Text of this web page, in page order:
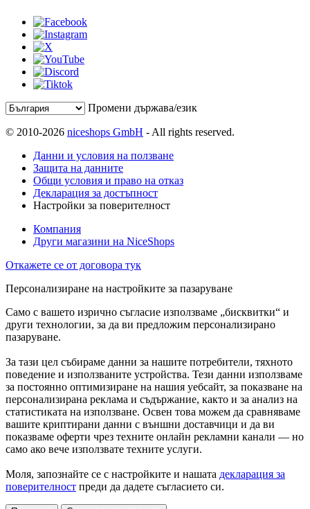
Промени държава/език
© 2010-2026 niceshops GmbH - All rights reserved.
Данни и условия на ползване
Защита на данните
Общи условия и право на отказ
Декларация за достъпност
Настройки за поверителност
Компания
Други магазини на NiceShops
Откажете се от договора тук
Персонализиране на настройките за пазаруване
Само с вашето изрично съгласие използваме „бисквитки“ и
други технологии, за да ви предложим персонализирано
пазаруване.
За тази цел събираме данни за нашите потребители, тяхното
поведение и използваните устройства. Тези данни използваме
за постоянно оптимизиране на нашия уебсайт, за показване на
персонализирана реклама и съдържание, както и за анализ на
статистиката на използване. Освен това можем да сравняваме
вашите криптирани данни с външни доставчици и да ви
показваме оферти чрез техните онлайн рекламни канали — но
само ако вече използвате техните услуги.
Моля, запознайте се с настройките и нашата декларация за
поверителност преди да дадете съгласието си.